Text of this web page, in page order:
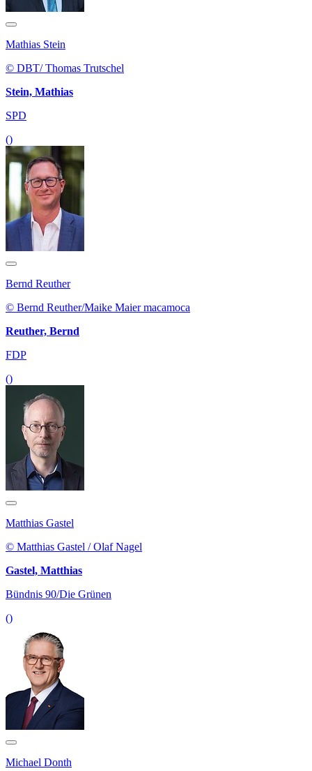
Mathias Stein
© DBT/ Thomas Trutschel
Stein, Mathias
SPD
()
Bernd Reuther
© Bernd Reuther/Maike Maier macamoca
Reuther, Bernd
FDP
()
Matthias Gastel
© Matthias Gastel / Olaf Nagel
Gastel, Matthias
Bündnis 90/Die Grünen
()
Michael Donth